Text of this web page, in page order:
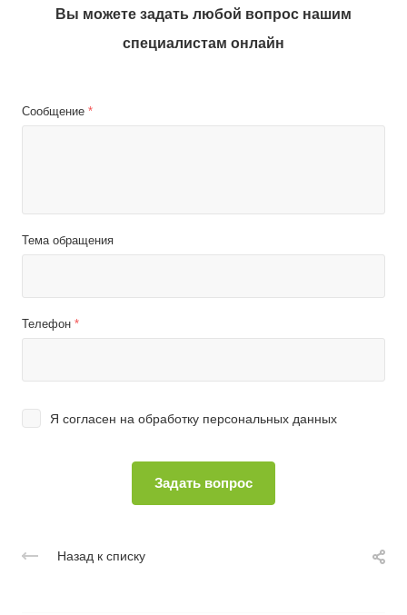
Вы можете задать любой вопрос нашим
специалистам онлайн
Сообщение *
Тема обращения
Телефон *
Я согласен на обработку персональных данных
Назад к списку